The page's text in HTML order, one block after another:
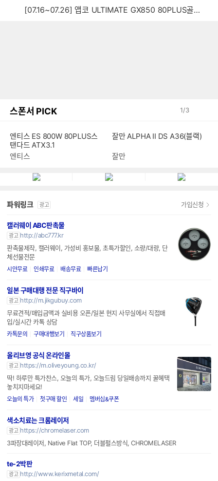
[07.16~07.26] 앱코 ULTIMATE GX850 80PLUS골드 풀모듈러 ATX3.0 블랙
스폰서 PICK 1/3
엔티스 ES 800W 80PLUS스
탠다드 ATX3.1
파워링크 광고
캘러웨이 ABC판촉물
광고 http://abc777.kr
판촉물제작, 캘러웨이, 가성비 홍보물, 초특가할인, 소량/대량, 단
체선물전문
시안무료 인쇄무료 배송무료
일본 구매대행 전문 직구바이
광고 http://m.jikgubuy.com
무료견적/매입금액과 실비용 오픈/일본 현지 사무실에서 직접매
입/실시간 카톡 상담
카톡문의 구매대행보기
올리브영 공식 온라인몰
광고 https://m.oliveyoung.co.kr/
딱! 하루만 특가찬스, 오늘의 특가, 오늘드림 당일배송까지 꿀혜택
놓치지마세요!
오늘의 특가 첫구매 할인
색소치료는 크롬레이저
광고 https://chromelaser.com
3파장대레이저, Native Flat TOP, 더블펄스방식, CHROMELASER